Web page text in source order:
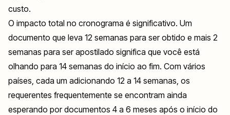
custo.
O impacto total no cronograma é significativo. Um
documento que leva 12 semanas para ser obtido e mais 2
semanas para ser apostilado significa que você está
olhando para 14 semanas do início ao fim. Com vários
países, cada um adicionando 12 a 14 semanas, os
requerentes frequentemente se encontram ainda
esperando por documentos 4 a 6 meses após o início do